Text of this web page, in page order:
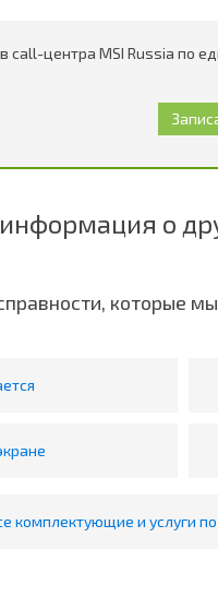
call-центра MSI Russia по
о
которые
комплектующие и услуги